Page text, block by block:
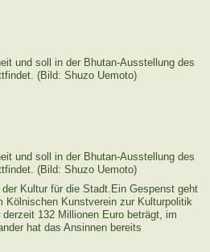
und soll in der Bhutan-Ausstellung des
(Bild: Shuzo Uemoto)
und soll in der Bhutan-Ausstellung des
(Bild: Shuzo Uemoto)
Kultur für die Stadt.Ein Gespenst geht
Kunstverein zur Kulturpolitik
132 Millionen Euro beträgt, im
hat das Ansinnen bereits